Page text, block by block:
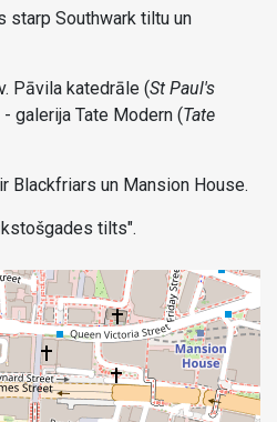
Southwark tiltu un
Pāvila katedrāle (St Paul's
galerija Tate Modern (Tate
ir Blackfriars un Mansion House.
tilts".